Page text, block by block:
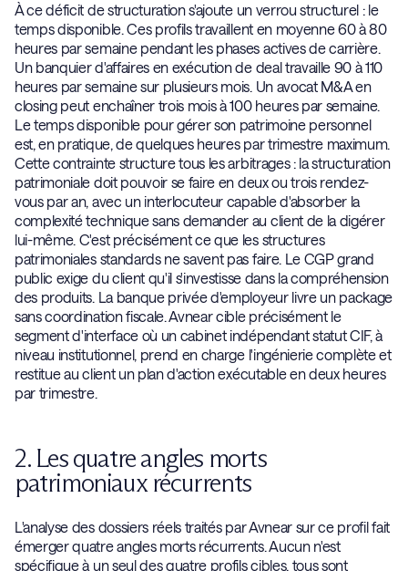
À ce déficit de structuration s'ajoute un verrou structurel : le
temps disponible. Ces profils travaillent en moyenne 60 à 80
heures par semaine pendant les phases actives de carrière.
Un banquier d'affaires en exécution de deal travaille 90 à 110
heures par semaine sur plusieurs mois. Un avocat M&A en
closing peut enchaîner trois mois à 100 heures par semaine.
Le temps disponible pour gérer son patrimoine personnel
est, en pratique, de quelques heures par trimestre maximum.
Cette contrainte structure tous les arbitrages : la structuration
patrimoniale doit pouvoir se faire en deux ou trois rendez-
vous par an, avec un interlocuteur capable d'absorber la
complexité technique sans demander au client de la digérer
lui-même. C'est précisément ce que les structures
patrimoniales standards ne savent pas faire. Le CGP grand
public exige du client qu'il s'investisse dans la compréhension
des produits. La banque privée d'employeur livre un package
sans coordination fiscale. Avnear cible précisément le
segment d'interface où un cabinet indépendant statut CIF, à
niveau institutionnel, prend en charge l'ingénierie complète et
restitue au client un plan d'action exécutable en deux heures
par trimestre.
2. Les quatre angles morts
patrimoniaux récurrents
L'analyse des dossiers réels traités par Avnear sur ce profil fait
émerger quatre angles morts récurrents. Aucun n'est
spécifique à un seul des quatre profils cibles, tous sont